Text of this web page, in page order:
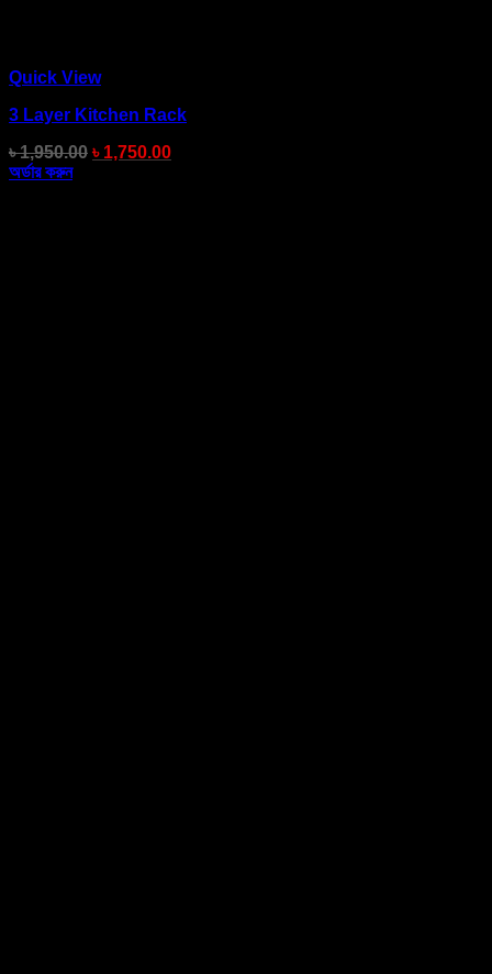
Quick View
3 Layer Kitchen Rack
৳1,950.00 ৳ 1,750.00
অর্ডার করুন